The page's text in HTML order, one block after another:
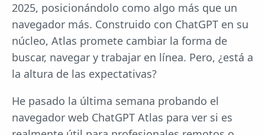
2025, posicionándolo como algo más que un
navegador más. Construido con ChatGPT en su
núcleo, Atlas promete cambiar la forma de
buscar, navegar y trabajar en línea. Pero, ¿está a
la altura de las expectativas?
He pasado la última semana probando el
navegador web ChatGPT Atlas para ver si es